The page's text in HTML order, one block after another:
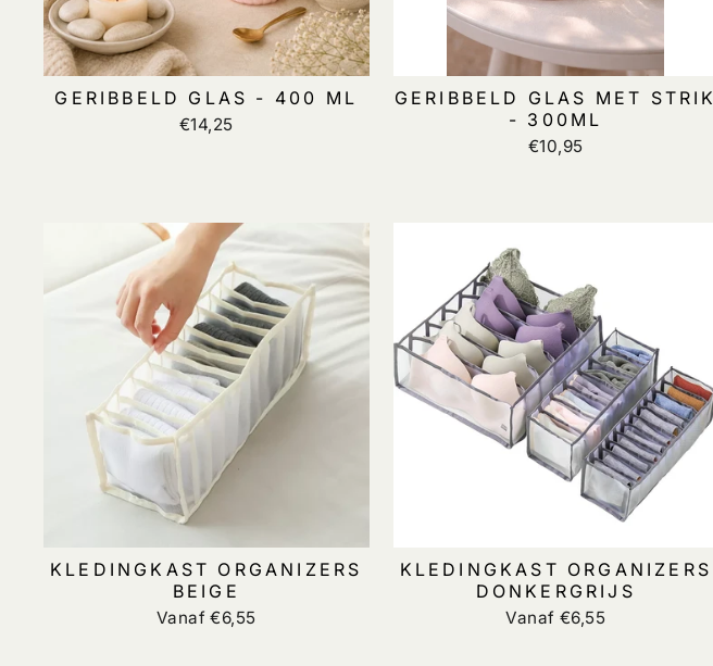
GERIBBELD GLAS - 400 ML
€14,25
GERIBBELD GLAS MET STRIK
- 300ML
€10,95
KLEDINGKAST ORGANIZERS
BEIGE
Vanaf €6,55
KLEDINGKAST ORGANIZERS
DONKERGRIJS
Vanaf €6,55